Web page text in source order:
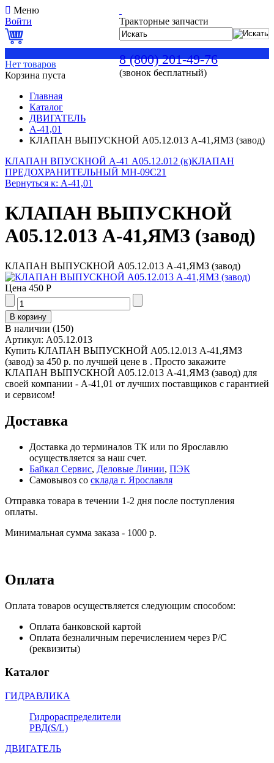
Тракторные запчасти
8 (800) 201-49-76
(звонок бесплатный)
Меню
Войти
Нет товаров
Корзина пуста
Главная
Каталог
ДВИГАТЕЛЬ
А-41,01
КЛАПАН ВЫПУСКНОЙ А05.12.013 А-41,ЯМЗ (завод)
КЛАПАН ВПУСКНОЙ А-41 А05.12.012 (к)КЛАПАН
ПРЕДОХРАНИТЕЛЬНЫЙ МН-09С21
Вернуться к: А-41,01
КЛАПАН ВЫПУСКНОЙ
А05.12.013 А-41,ЯМЗ (завод)
КЛАПАН ВЫПУСКНОЙ А05.12.013 А-41,ЯМЗ (завод)
Цена 450 Р
В наличии (150)
Артикул: А05.12.013
Купить КЛАПАН ВЫПУСКНОЙ А05.12.013 А-41,ЯМЗ
(завод) за 450 р. по лучшей цене в . Просто закажите
КЛАПАН ВЫПУСКНОЙ А05.12.013 А-41,ЯМЗ (завод) для
своей компании - А-41,01 от лучших поставщиков с гарантией
и сервисом!
Доставка
Доставка до терминалов ТК или по Ярославлю
осуществляется за наш счет.
Байкал Сервис, Деловые Линии, ПЭК
Самовывоз со склада г. Ярославля
Отправка товара в течении 1-2 дня после поступления
оплаты.
Минимальная сумма заказа - 1000 р.
Оплата
Оплата товаров осуществляется следующим способом:
Оплата банковской картой
Оплата безналичным перечислением через Р/С
(реквизиты)
Каталог
ГИДРАВЛИКА
Гидрораспределители
РВД(S/L)
ДВИГАТЕЛЬ